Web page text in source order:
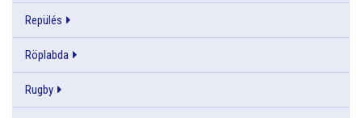
Repülés
Röplabda
Rugby